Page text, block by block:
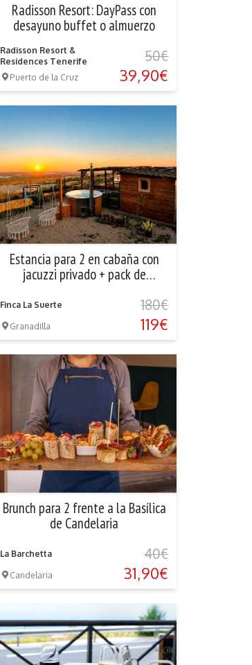
Radisson Resort: DayPass con
desayuno buffet o almuerzo
Radisson Resort &
Residences Tenerife
Puerto de la Cruz
50€
39,90€
Estancia para 2 en cabaña con
jacuzzi privado + pack de
Finca La Suerte
Granadilla
180€
119€
Brunch para 2 frente a la Basílica
de Candelaria
La Barchetta
Candelaria
40€
31,90€